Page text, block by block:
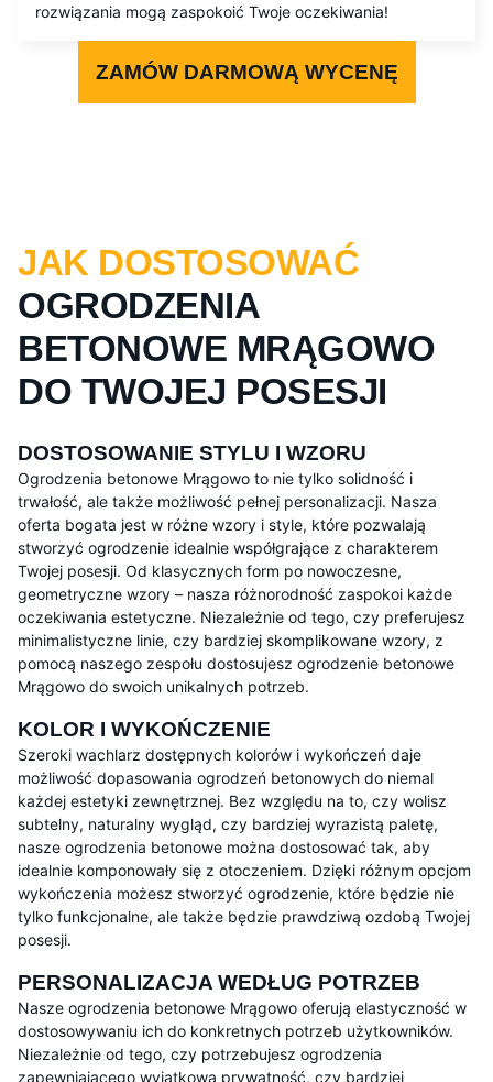
rozwiązania mogą zaspokoić Twoje oczekiwania!
ZAMÓW DARMOWĄ WYCENĘ
JAK DOSTOSOWAĆ
OGRODZENIA
BETONOWE MRĄGOWO
DO TWOJEJ POSESJI
DOSTOSOWANIE STYLU I WZORU
Ogrodzenia betonowe Mrągowo to nie tylko solidność i
trwałość, ale także możliwość pełnej personalizacji. Nasza
oferta bogata jest w różne wzory i style, które pozwalają
stworzyć ogrodzenie idealnie współgrające z charakterem
Twojej posesji. Od klasycznych form po nowoczesne,
geometryczne wzory – nasza różnorodność zaspokoi każde
oczekiwania estetyczne. Niezależnie od tego, czy preferujesz
minimalistyczne linie, czy bardziej skomplikowane wzory, z
pomocą naszego zespołu dostosujesz ogrodzenie betonowe
Mrągowo do swoich unikalnych potrzeb.
KOLOR I WYKOŃCZENIE
Szeroki wachlarz dostępnych kolorów i wykończeń daje
możliwość dopasowania ogrodzeń betonowych do niemal
każdej estetyki zewnętrznej. Bez względu na to, czy wolisz
subtelny, naturalny wygląd, czy bardziej wyrazistą paletę,
nasze ogrodzenia betonowe można dostosować tak, aby
idealnie komponowały się z otoczeniem. Dzięki różnym opcjom
wykończenia możesz stworzyć ogrodzenie, które będzie nie
tylko funkcjonalne, ale także będzie prawdziwą ozdobą Twojej
posesji.
PERSONALIZACJA WEDŁUG POTRZEB
Nasze ogrodzenia betonowe Mrągowo oferują elastyczność w
dostosowywaniu ich do konkretnych potrzeb użytkowników.
Niezależnie od tego, czy potrzebujesz ogrodzenia
zapewniającego wyjątkową prywatność, czy bardziej